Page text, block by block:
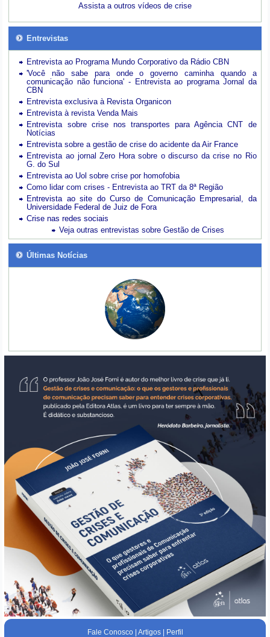
Assista a outros vídeos de crise
Entrevistas
Entrevista ao Programa Mundo Corporativo da Rádio CBN
'Você não sabe para onde o governo caminha quando a
comunicação não funciona' - Entrevista ao programa Jornal da
CBN
Entrevista exclusiva à Revista Organicon
Entrevista à revista Venda Mais
Entrevista sobre crise nos transportes para Agência CNT de
Notícias
Entrevista sobre a gestão de crise do acidente da Air France
Entrevista ao jornal Zero Hora sobre o discurso da crise no Rio
G. do Sul
Entrevista ao Uol sobre crise por homofobia
Como lidar com crises - Entrevista ao TRT da 8ª Região
Entrevista ao site do Curso de Comunicação Empresarial, da
Universidade Federal de Juiz de Fora
Crise nas redes sociais
Veja outras entrevistas sobre Gestão de Crises
Últimas Notícias
Fale Conosco| Artigos|
Perfil